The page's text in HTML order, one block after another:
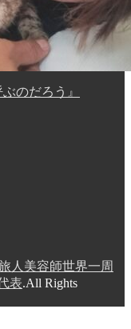
のだろう』
人美容師世界一周
表.All Rights